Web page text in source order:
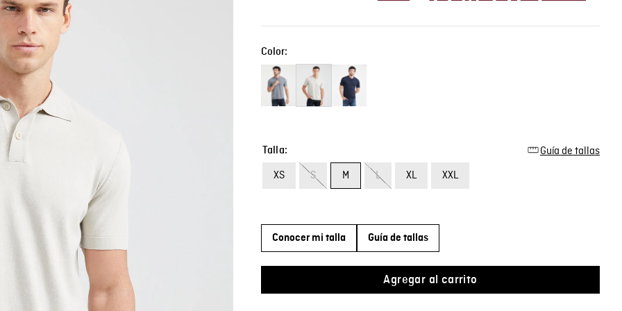
Color:
Guía de tallas
Talla
XS S M L XL XXL
Conocer mi talla Guía de tallas
Agregar al carrito